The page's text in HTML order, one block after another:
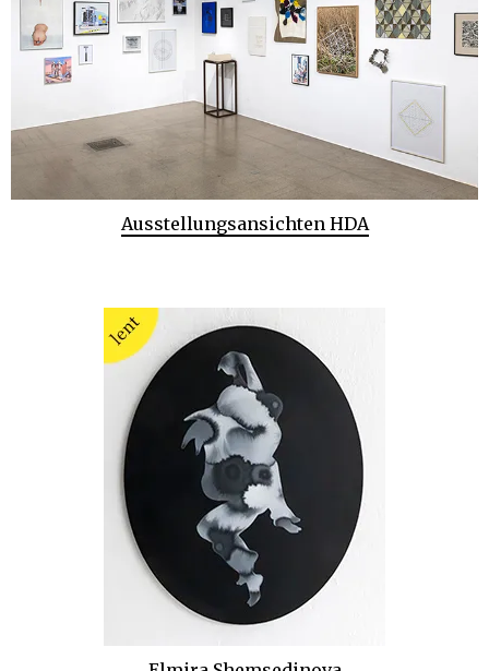
Ausstellungsansichten HDA